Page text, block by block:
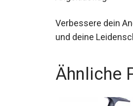
Verbessere dein
und deine
Ähnliche